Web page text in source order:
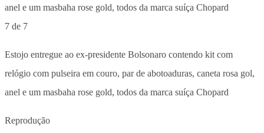
7 de 7
Estojo entregue ao ex-presidente Bolsonaro contendo kit com
relógio com pulseira em couro, par de abotoaduras, caneta rosa gol,
anel e um masbaha rose gold, todos da marca suíça Chopard
Reprodução